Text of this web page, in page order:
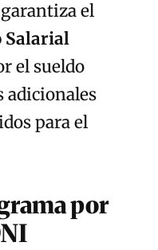
el
Salarial
el sueldo
adicionales
para el
por